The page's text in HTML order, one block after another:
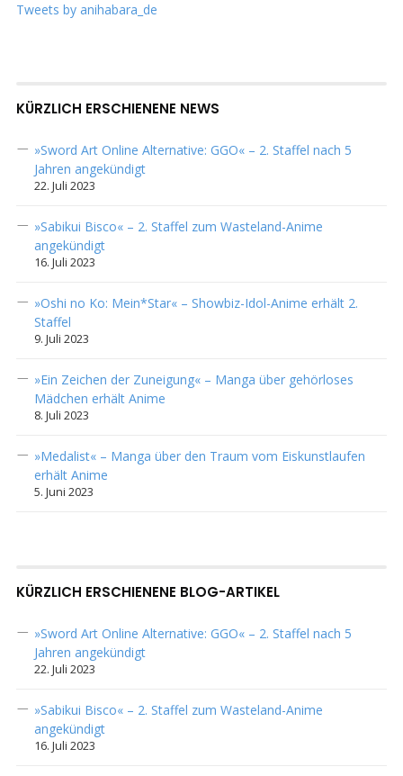
Tweets by anihabara_de
KÜRZLICH ERSCHIENENE NEWS
»Sword Art Online Alternative: GGO« – 2. Staffel nach 5
Jahren angekündigt
22. Juli 2023
»Sabikui Bisco« – 2. Staffel zum Wasteland-Anime
angekündigt
16. Juli 2023
»Oshi no Ko: Mein*Star« – Showbiz-Idol-Anime erhält 2.
Staffel
9. Juli 2023
»Ein Zeichen der Zuneigung« – Manga über gehörloses
Mädchen erhält Anime
8. Juli 2023
»Medalist« – Manga über den Traum vom Eiskunstlaufen
erhält Anime
5. Juni 2023
KÜRZLICH ERSCHIENENE BLOG-ARTIKEL
»Sword Art Online Alternative: GGO« – 2. Staffel nach 5
Jahren angekündigt
22. Juli 2023
»Sabikui Bisco« – 2. Staffel zum Wasteland-Anime
angekündigt
16. Juli 2023